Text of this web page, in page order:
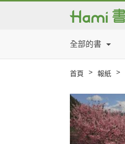
全部的書
首頁 > 報紙 >